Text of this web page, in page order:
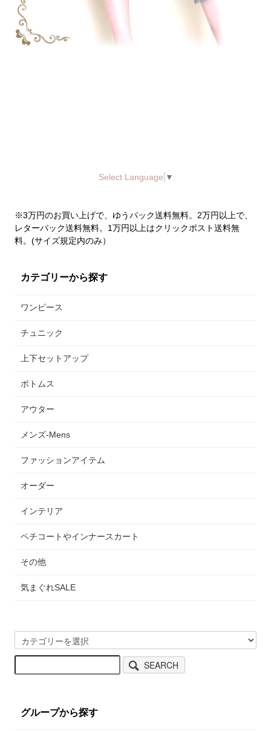
↑各画像をクリックすると商品詳細ページが開きます。↑
2026年7月14日
頂ける2WAYスタイル！大島紬を華やか＆可憐に着てみませ
クしてみて！
↑画像をクリックすると商品詳細ページが開きます。↑
2026年7月7日プリンセスラインンのジャンパースカート
Select Language ▼
※3万円のお買い上げで、ゆうパック送料無料。2万円以上で、
レターパック送料無料。1万円以上はクリックポスト送料無
料。(サイズ規定内のみ）
カテゴリーから探す
ワンピース
チュニック
上下セットアップ
ボトムス
アウター
メンズ-Mens
ファッションアイテム
オーダー
インテリア
ペチコートやインナースカート
その他
気まぐれSALE
SEARCH
グループから探す